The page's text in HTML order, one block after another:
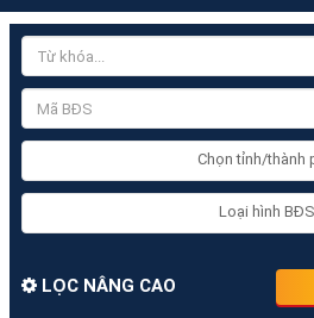
Chọn tỉnh/thành
Loại hình BĐS
LỌC NÂNG CAO